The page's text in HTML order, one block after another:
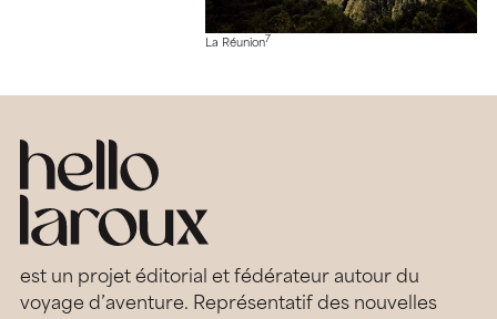
La Réunion7
est un projet éditorial et fédérateur autour du
voyage d’aventure. Représentatif des nouvelles